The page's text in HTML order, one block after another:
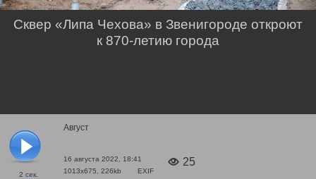
2 сек.
Август
16 августа 2022, 18:41
1013x675, 226kb
EXIF
25
Сквер «Липа Чехова» в Звенигороде откроют
к 870-летию города